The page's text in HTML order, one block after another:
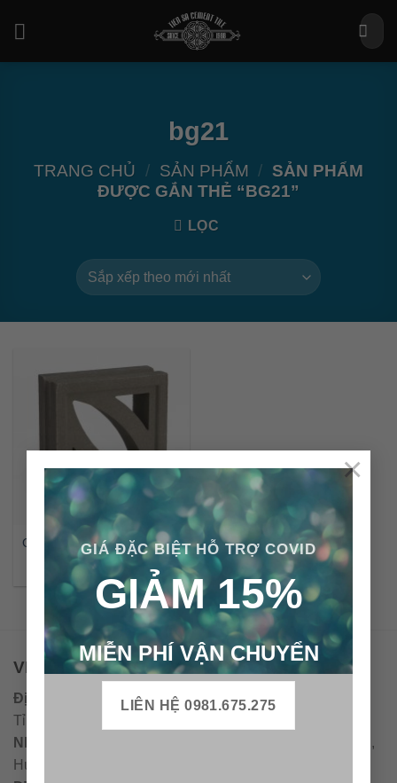
GIÁ ĐẶC BIỆT HỖ TRỢ COVID
GIẢM 15%
MIỄN PHÍ VẬN CHUYỂN
LIÊN HỆ 0981.675.275
×
Tìm
kiếm:
bg21
TRANG CHỦ / SẢN PHẨM / SẢN PHẨM
ĐƯỢC GẮN THẺ “BG21”
LỌC
Gạch bông gió xi măng CTS
– BG21
VPĐD - CTY TNHH GẠCH BÔNG VIỆT NAM
Địa chỉ:
CCN Quán Lát, Xã Đức Chánh, Huyện Mộ Đức,
Tỉnh Quảng Ngãi
Nhà máy miền trung:
L1 CCN Quán Lát, Xã Đức Chánh,
Huyện Mộ Đức, Tỉnh Quảng Ngãi, Việt Nam